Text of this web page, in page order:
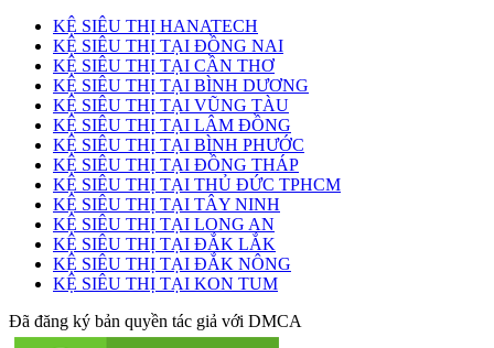
KỆ SIÊU THỊ HANATECH
KỆ SIÊU THỊ TẠI ĐỒNG NAI
KỆ SIÊU THỊ TẠI CẦN THƠ
KỆ SIÊU THỊ TẠI BÌNH DƯƠNG
KỆ SIÊU THỊ TẠI VŨNG TÀU
KỆ SIÊU THỊ TẠI LÂM ĐỒNG
KỆ SIÊU THỊ TẠI BÌNH PHƯỚC
KỆ SIÊU THỊ TẠI ĐỒNG THÁP
KỆ SIÊU THỊ TẠI THỦ ĐỨC TPHCM
KỆ SIÊU THỊ TẠI TÂY NINH
KỆ SIÊU THỊ TẠI LONG AN
KỆ SIÊU THỊ TẠI ĐẮK LẮK
KỆ SIÊU THỊ TẠI ĐẮK NÔNG
KỆ SIÊU THỊ TẠI KON TUM
Đã đăng ký bản quyền tác giả với DMCA